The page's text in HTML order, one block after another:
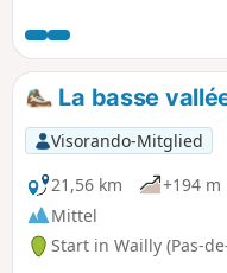
(geraden Steine) oder
(Teufelssteine) zu
kleinen Aufstieg zur
unternehmen.
La basse
Visorando-Mitglied
21,56 km
+194 m
Mittel
Start in Wailly (Pas-